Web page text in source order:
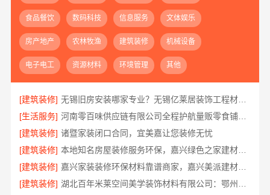
食品餐饮 数码科技 信息服务 文体娱乐
房产地产 农林牧渔 建筑装修 机械设备
电子电工 资源材料 环境管理 其他
[建筑装修]
无锡旧房安装哪家专业？无锡亿莱居装饰工程材料有限公司标准化施工
[生活服务]
河南零百味供应链有限公司全程护航量贩零食铺无忧经营
[建筑装修] 诸暨家装闭口合同，宜美嘉让您装修无忧
[建筑装修]
本地知名房屋装修服务环保，嘉兴绿色之家建材科技有限公司
[建筑装修]
嘉兴家装装修环保材料靠谱商家，嘉兴美派建材国家标准严选辅材
[建筑装修]